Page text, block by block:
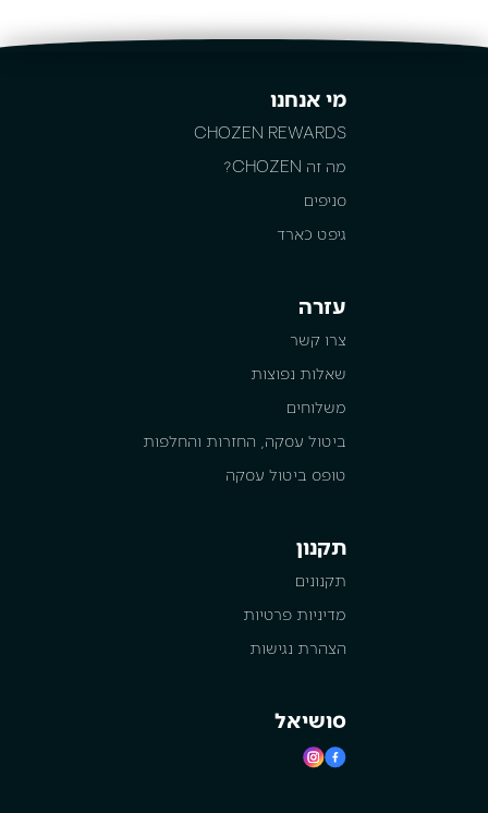
מי אנחנו
CHOZEN REWARDS
מה זה CHOZEN?
סניפים
גיפט כארד
עזרה
צרו קשר
שאלות נפוצות
משלוחים
ביטול עסקה, החזרות והחלפות
טופס ביטול עסקה
תקנון
תקנונים
מדיניות פרטיות
הצהרת נגישות
סושיאל